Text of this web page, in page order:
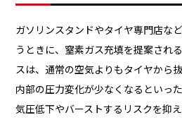
ガソリンスタンドやタイヤ専門店な
うときに、窒素ガス充填を提案され
スは、通常の空気よりもタイヤから
内部の圧力変化が少なくなるといっ
気圧低下やバーストするリスクを抑え